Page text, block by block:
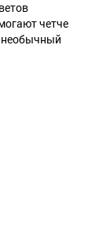
четче
необычный